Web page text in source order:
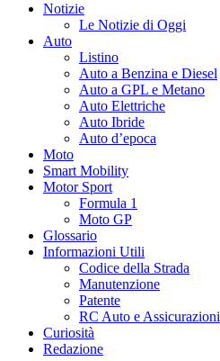
Notizie
Le Notizie di Oggi
Auto
Listino
Auto a Benzina e Diesel
Auto a GPL e Metano
Auto Elettriche
Auto Ibride
Auto d’epoca
Moto
Smart Mobility
Motor Sport
Formula 1
Moto GP
Glossario
Informazioni Utili
Codice della Strada
Manutenzione
Patente
RC Auto e Assicurazioni
Curiosità
Redazione